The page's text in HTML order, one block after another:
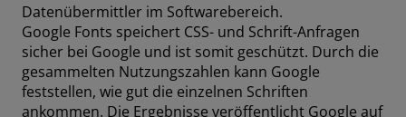
Datenübermittler im Softwarebereich.
Google Fonts speichert CSS- und Schrift-Anfragen
sicher bei Google und ist somit geschützt. Durch die
gesammelten Nutzungszahlen kann Google
feststellen, wie gut die einzelnen Schriften
ankommen. Die Ergebnisse veröffentlicht Google auf